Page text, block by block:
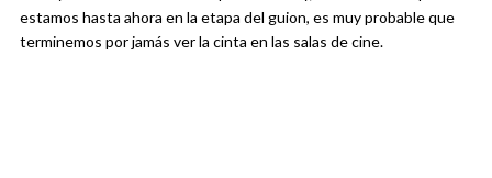
estamos hasta ahora en la etapa del guion, es muy probable que
terminemos por jamás ver la cinta en las salas de cine.